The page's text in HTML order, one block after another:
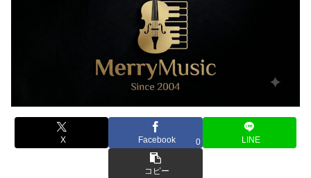
X Facebook 0 LINE
コピー